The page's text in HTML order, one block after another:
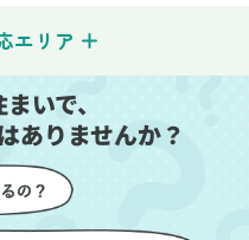
く対応していただき驚
ました。
日は2名のスタッフが来
くださり、作業の流れ
注意点をしっかり説明
ていただけたので、こ
らも安心感を持って作
を見守ることができま
た。運び出しの際も、
エリア
いで、
ありませんか？